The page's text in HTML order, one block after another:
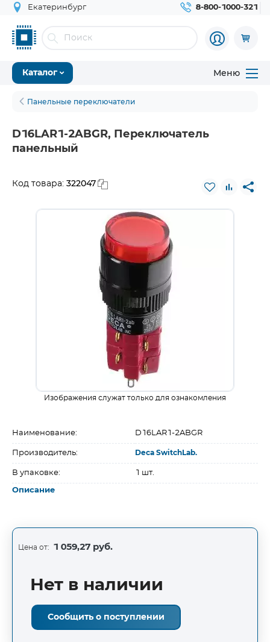
Екатеринбург 8-800-1000-321
Каталог Меню
Панельные переключатели
D16LAR1-2ABGR, Переключатель
панельный
Код товара: 322047
Изображения служат только для ознакомления
Наименование: D16LAR1-2ABGR
Производитель: Deca SwitchLab.
В упаковке: 1 шт.
Описание
Цена от: 1 059,27 руб.
Нет в наличии
Сообщить о поступлении